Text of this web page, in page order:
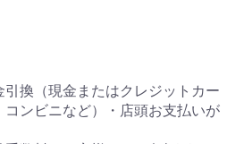
換（現金またはクレジットカー
コンビニなど）・店頭お支払いが